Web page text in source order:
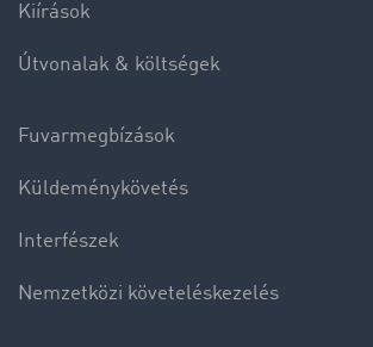
Kiírások
Útvonalak & költségek
Fuvarmegbízások
Küldeménykövetés
Interfészek
Nemzetközi követeléskezelés